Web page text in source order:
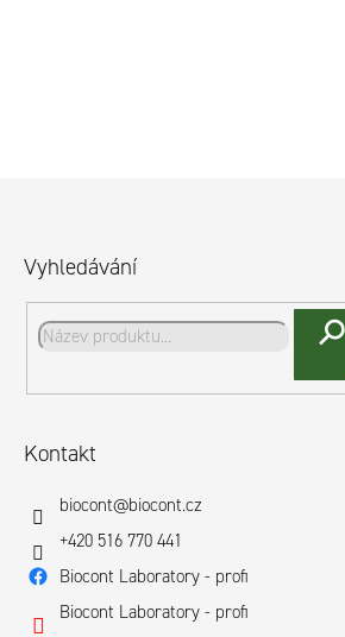
Vyhledávání
Kontakt
biocont@biocont.cz
+420 516 770 441
Biocont Laboratory - profi
Biocont Laboratory - profi